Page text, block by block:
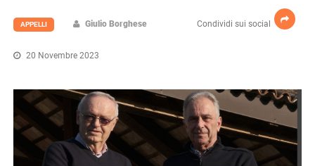
Condividi sui social
APPELLI Giulio Borghese
20 Novembre 2023